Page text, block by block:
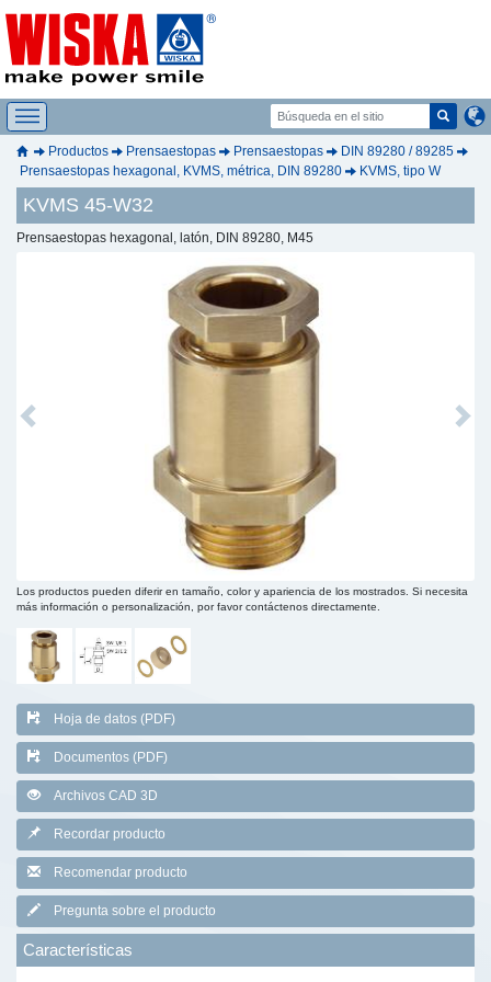
Productos Prensaestopas Prensaestopas
DIN 89280 / 89285
Prensaestopas hexagonal, KVMS, métrica, DIN 89280
KVMS, tipo W
KVMS 45-W32
Prensaestopas hexagonal, latón, DIN 89280, M45
Previous Next
Los productos pueden diferir en tamaño, color y apariencia de los mostrados. Si necesita
más información o personalización, por favor contáctenos directamente.
Hoja de datos (PDF)
Documentos (PDF)
Archivos CAD 3D
Recordar producto
Recomendar producto
Pregunta sobre el producto
Características